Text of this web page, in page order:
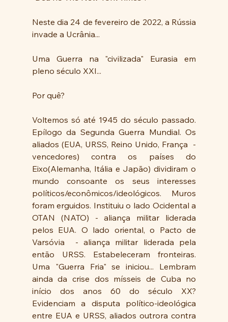
Neste dia 24 de fevereiro de 2022, a Rússia
invade a Ucrânia...
Uma Guerra na "civilizada" Eurasia em
pleno século XXI...
Por quê?
Voltemos só até 1945 do século passado.
Epílogo da Segunda Guerra Mundial. Os
aliados (EUA, URSS, Reino Unido, França  -
vencedores) contra os países do
Eixo(Alemanha, Itália e Japão) dividiram o
mundo consoante os seus interesses
políticos/econômicos/ideológicos. Muros
foram erguidos. Instituiu o lado Ocidental a
OTAN (NATO) - aliança militar liderada
pelos EUA. O lado oriental, o Pacto de
Varsóvia  - aliança militar liderada pela
então URSS. Estabeleceram fronteiras.
Uma "Guerra Fria" se iniciou... Lembram
ainda da crise dos mísseis de Cuba no
início dos anos 60 do século XX?
Evidenciam a disputa político-ideológica
entre EUA e URSS, aliados outrora contra